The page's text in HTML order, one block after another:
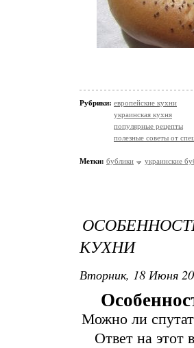
Рубрики: европейские кухни
украинская кухня
популярные рецепты
полезные советы от
Метки: бублики украинские
КУХНИ
Вторник, 18 Июня
Можно ли
Ответ на этот